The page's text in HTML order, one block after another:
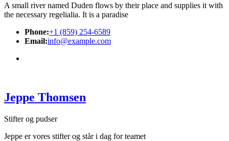
A small river named Duden flows by their place and supplies it with
the necessary regelialia. It is a paradise
Phone:+1 (859) 254-6589
Email:info@example.com
Jeppe Thomsen
Stifter og pudser
Jeppe er vores stifter og står i dag for teamet